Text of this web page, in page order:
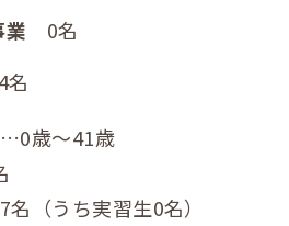
業 0名
歳～41歳
（うち実習生0名）